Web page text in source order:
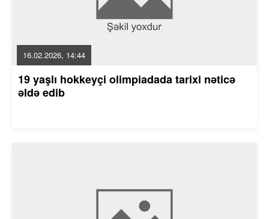
16.02.2026, 14:44
19 yaşlı hokkeyçi olimpiadada tarixi nəticə
əldə edib